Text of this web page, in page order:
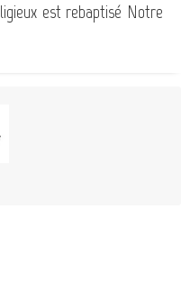
est rebaptisé Notre